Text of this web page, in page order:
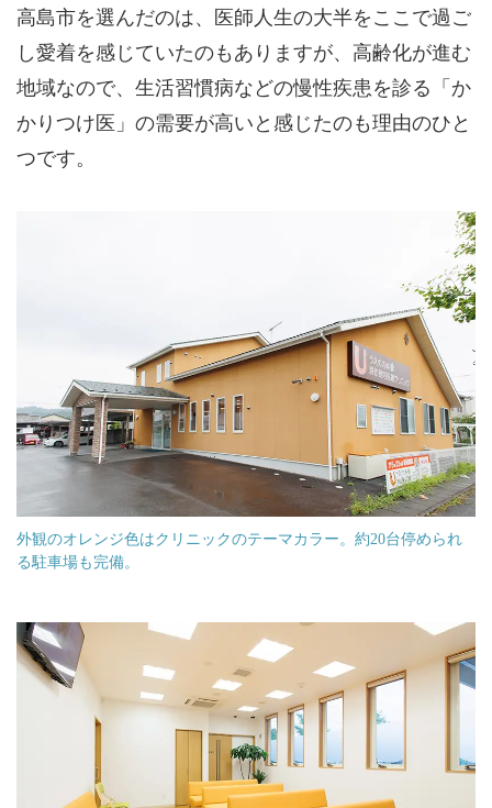
高島市を選んだのは、医師人生の大半をここで過ご
し愛着を感じていたのもありますが、高齢化が進む
地域なので、生活習慣病などの慢性疾患を診る「か
かりつけ医」の需要が高いと感じたのも理由のひと
つです。
外観のオレンジ色はクリニックのテーマカラー。約20台停められ
る駐車場も完備。